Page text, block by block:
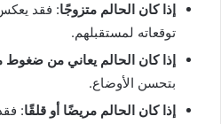
إذا كان الحالم متزوجًا: فقد يعكس
توقعاته لمستقبلهم.
إذا كان الحالم يعاني من ضغوط
بتحسن الأوضاع.
إذا كان الحالم مريضًا أو قلقًا: